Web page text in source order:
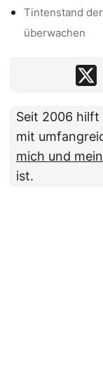
Tintenstand
überwachen
Seit 2006 hilft
mit
mich und
ist.